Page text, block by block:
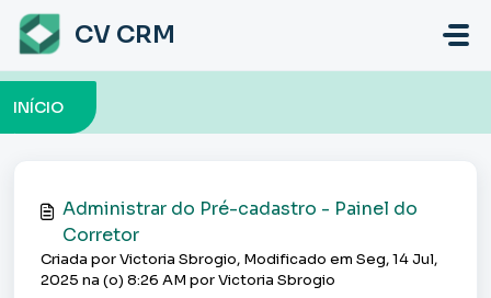
Ir para o conteúdo principal
CV CRM
INÍCIO
Administrar do Pré-cadastro - Painel do
Corretor
Criada por Victoria Sbrogio, Modificado em Seg, 14 Jul,
2025 na (o) 8:26 AM por Victoria Sbrogio